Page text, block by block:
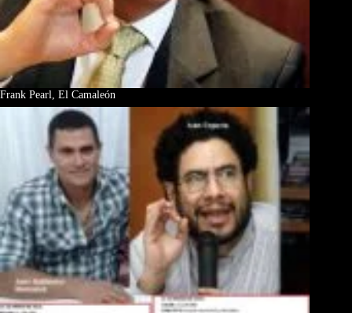
Frank Pearl, El Camaleón